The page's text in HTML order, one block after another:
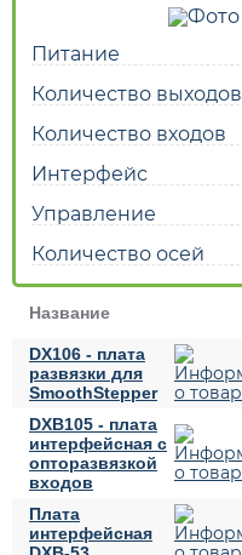
Питание
Количество выходов
Количество входов
Интерфейс
Управление
Количество осей
Название
DX106 - плата
развязки для
SmoothStepper
DXB105 - плата
интерфейсная с
опторазвязкой
входов
Плата
интерфейсная